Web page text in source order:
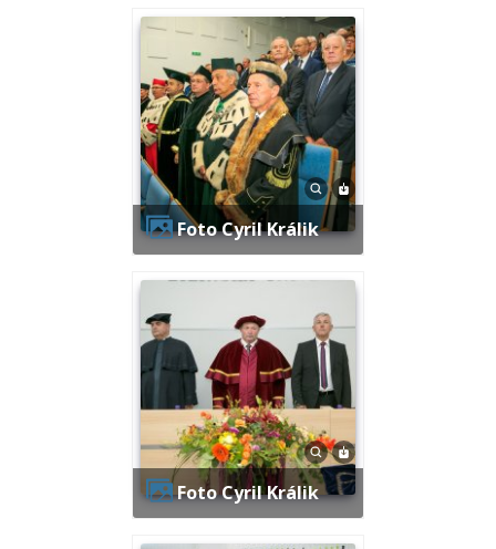
Foto Cyril Králik
Foto Cyril Králik